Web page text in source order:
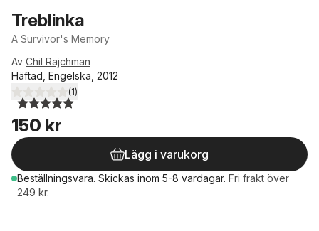
Treblinka
A Survivor's Memory
Av Chil Rajchman
Häftad, Engelska, 2012
5,0utav 5 stjärnor. Totalt antal röster:
(1)
150 kr
Lägg i varukorg
Beställningsvara. Skickas inom 5-8 vardagar. Fri frakt över
249 kr.